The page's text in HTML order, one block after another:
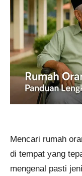
Mencari rumah
di tempat yang
mengenal pasti